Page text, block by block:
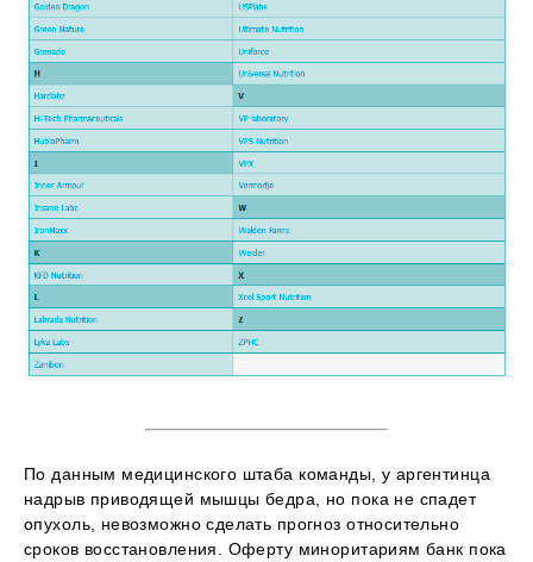
По данным медицинского штаба команды, у аргентинца
надрыв приводящей мышцы бедра, но пока не спадет
опухоль, невозможно сделать прогноз относительно
сроков восстановления. Оферту миноритариям банк пока